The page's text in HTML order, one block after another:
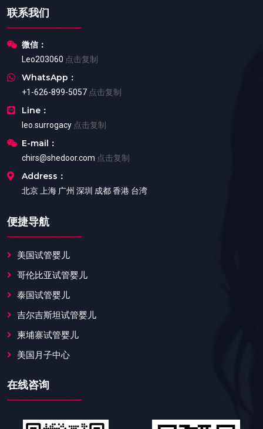
联系我们
微信：
Leo203060 点击复制
WhatsApp：
+1-626-899-5057 点击复制
Line：
leo.surrogacy 点击复制
E-mail：
chirs@shedoor.com 点击复制
Address：
北京 上海 广州 深圳 成都 香港 台湾
便捷导航
美国试管婴儿
哥伦比亚试管婴儿
泰国试管婴儿
吉尔吉斯坦试管婴儿
柬埔寨试管婴儿
美国月子中心
在线咨询